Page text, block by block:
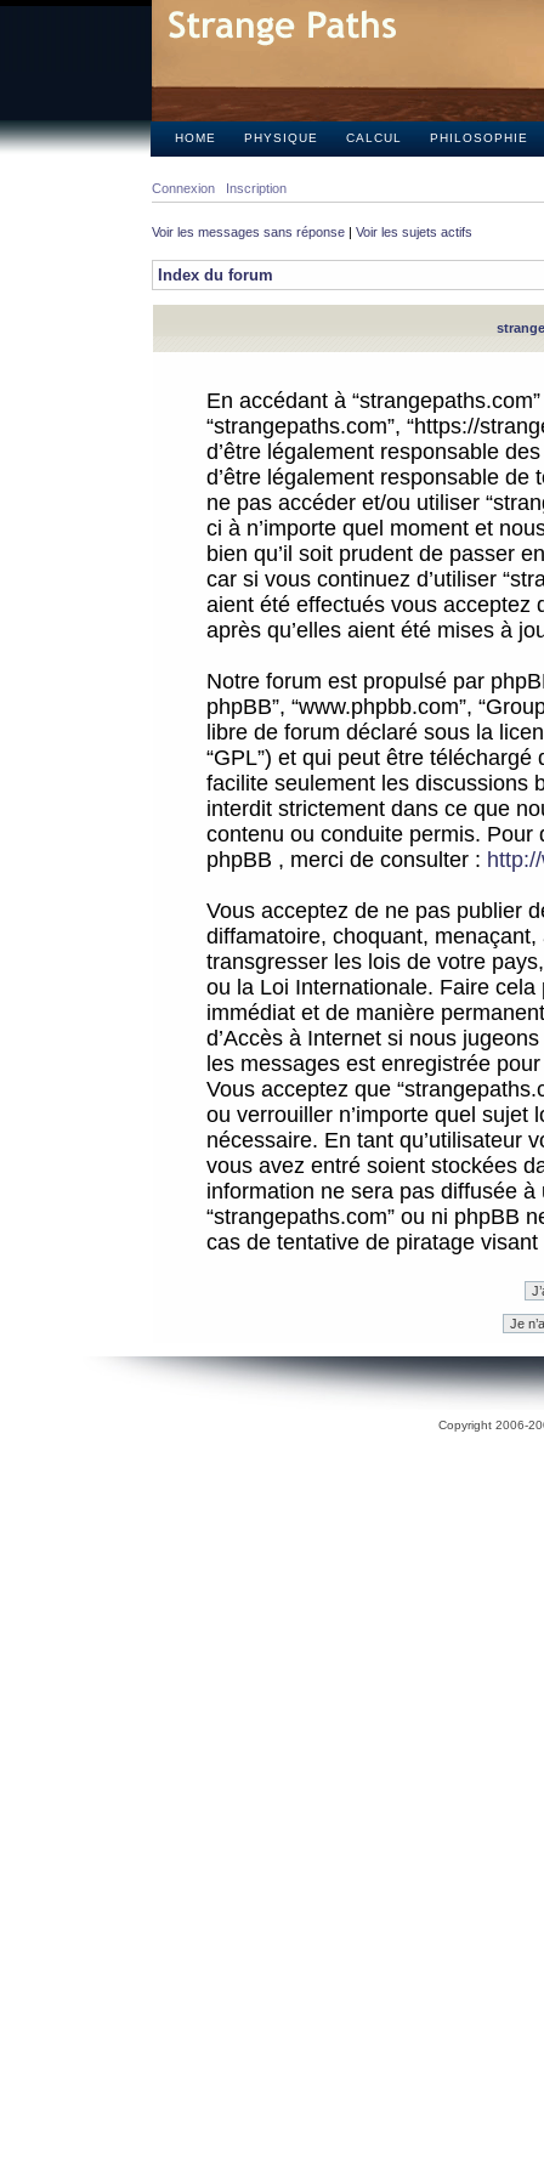
HOME PHYSIQUE CALCUL PHILOSOPHIE
Connexion Inscription
Voir les messages sans réponse | Voir les sujets actifs
Index du forum
En accédant à
“strangepaths.com”, “https://
d’être légalement responsable
d’être légalement responsable
ne pas accéder et/ou utiliser
ci à n’importe quel moment et
bien qu’il soit prudent de passer
car si vous continuez d’utiliser
aient été effectués vous acceptez
après qu’elles aient été mises à
Notre forum est propulsé par
phpBB”, “www.phpbb.com”,
libre de forum déclaré sous la
“GPL”) et qui peut être téléchargé
facilite seulement les discussions
interdit strictement dans ce que
contenu ou conduite permis.
phpBB , merci de consulter :
Vous acceptez de ne pas publier
diffamatoire, choquant,
transgresser les lois de votre
ou la Loi Internationale. Faire
immédiat et de manière
d’Accès à Internet si nous
les messages est enregistrée
Vous acceptez que
ou verrouiller n’importe quel sujet
nécessaire. En tant qu’utilisateur
vous avez entré soient stockées
information ne sera pas diffusée
“strangepaths.com” ou ni phpBB
cas de tentative de piratage
Copyright 2006-